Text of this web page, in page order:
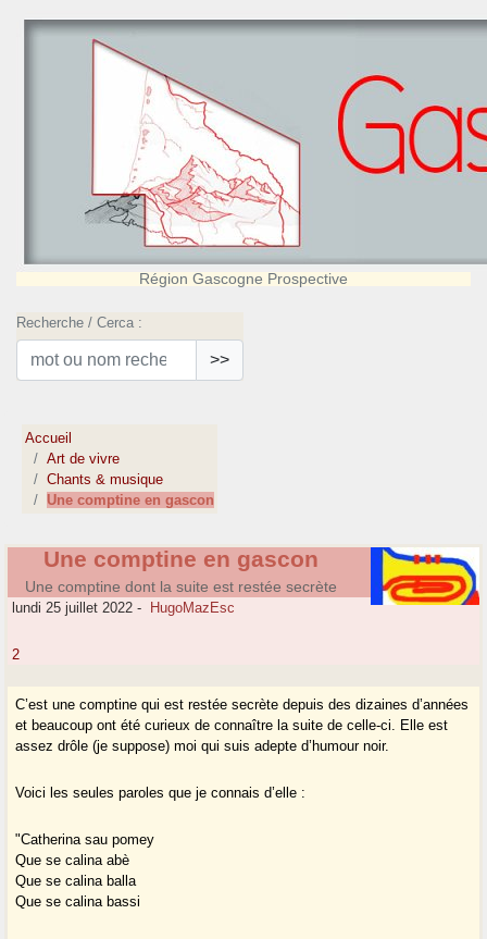
Région Gascogne Prospective
Recherche / Cerca :
>>
Accueil
Art de vivre
Chants & musique
Une comptine en gascon
Une comptine en gascon
Une comptine dont la suite est restée secrète
lundi 25 juillet 2022 - HugoMazEsc
2
C’est une comptine qui est restée secrète depuis des dizaines d’années
et beaucoup ont été curieux de connaître la suite de celle-ci. Elle est
assez drôle (je suppose) moi qui suis adepte d’humour noir.
Voici les seules paroles que je connais d’elle :
"Catherina sau pomey
Que se calina abè
Que se calina balla
Que se calina bassi